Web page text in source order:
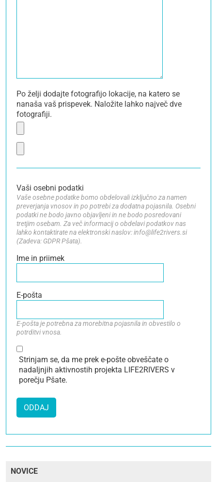
Po želji dodajte fotografijo lokacije, na katero se
nanaša vaš prispevek. Naložite lahko največ dve
fotografiji.
Vaši osebni podatki
Vaše osebne podatke bomo obdelovali izključno za namen
preverjanja vnosov in po potrebi za dodatna pojasnila. Osebni
podatki ne bodo javno objavljeni in ne bodo posredovani
tretjim osebam. Za več informacij o obdelavi podatkov nas
lahko kontaktirate na elektronski naslov: info@life2rivers.si
(Zadeva: GDPR Pšata).
Ime in priimek
E-pošta
E-pošta je potrebna za morebitna pojasnila in obvestilo o
potrditvi vnosa.
Strinjam se, da me prek e-pošte obveščate o
nadaljnjih aktivnostih projekta LIFE2RIVERS v
porečju Pšate.
NOVICE